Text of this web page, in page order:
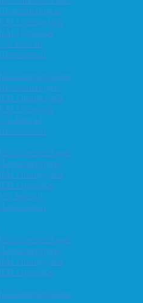
Høstturneringen
KM i hurtigsjakk
KM i lynsjakk
konrad
Høst-konrad
Klubbmesterskapet
Høstturneringen
KM i hurtigsjakk
KM i lynsjakk
konrad
Høst-konrad
Klubbmesterskapet
Høstturneringen
KM i hurtigsjakk
KM i lynsjakk
konrad
Høst-konrad
Klubbmesterskapet
Høstturneringen
KM i hurtigsjakk
KM i lynsjakk
Klubbmesterskapet